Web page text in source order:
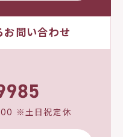
お問い合わせ
※土日祝定休